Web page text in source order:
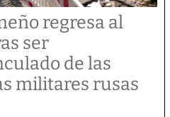
regresa al
ser
de las
militares rusas